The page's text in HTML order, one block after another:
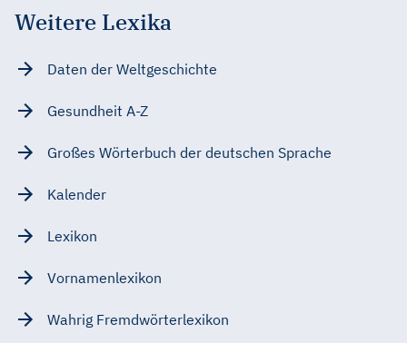
Weitere Lexika
Daten der Weltgeschichte
Gesundheit A-Z
Großes Wörterbuch der deutschen Sprache
Kalender
Lexikon
Vornamenlexikon
Wahrig Fremdwörterlexikon